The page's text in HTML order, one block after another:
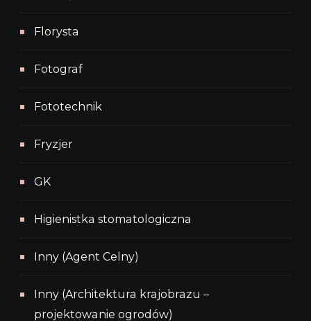
Florysta
Fotograf
Fototechnik
Fryzjer
GK
Higienistka stomatologiczna
Inny (Agent Celny)
Inny (Architektura krajobrazu –
projektowanie ogrodów)